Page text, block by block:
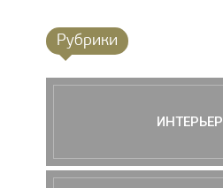
Рубрики
ИНТЕРЬЕР